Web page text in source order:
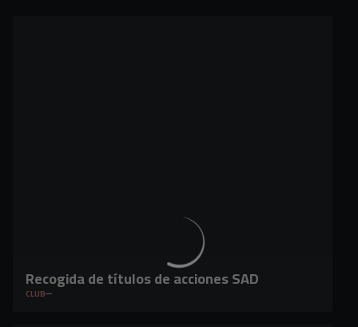
Recogida de títulos de acciones SAD
CLUB